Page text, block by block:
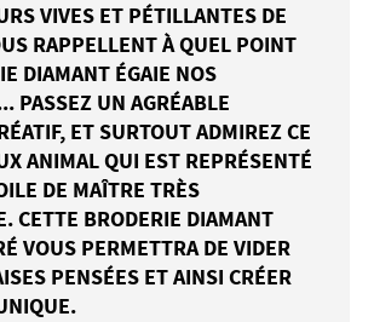
VIVES ET PÉTILLANTES DE
RAPPELLENT À QUEL POINT
DIAMANT ÉGAIE NOS
PASSEZ UN AGRÉABLE
ET SURTOUT ADMIREZ CE
ANIMAL QUI EST REPRÉSENTÉ
DE MAÎTRE TRÈS
CETTE BRODERIE DIAMANT
VOUS PERMETTRA DE VIDER
PENSÉES ET AINSI CRÉER